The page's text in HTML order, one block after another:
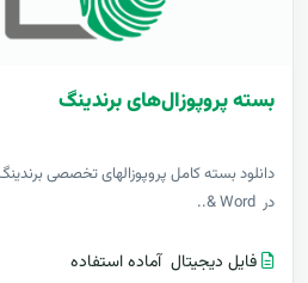
بسته پروپوزال‌های برندینگ
دانلود بسته کامل پروپوزالهای تخصصی
در Word &..
فایل دیجیتال آماده استفاده